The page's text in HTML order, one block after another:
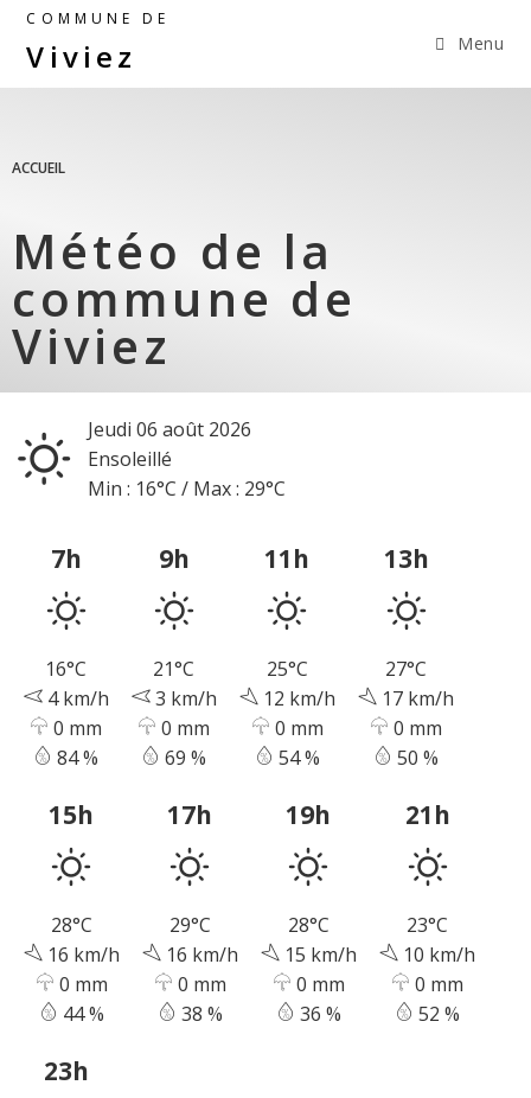
COMMUNE DE
Viviez Menu
ACCUEIL
Météo de la
commune de
Viviez
jeudi 06 août 2026
Ensoleillé
Min : 16°C / Max : 29°C
7h
16°C
4 km/h
0 mm
84 %
9h
21°C
3 km/h
0 mm
69 %
11h
25°C
12 km/h
0 mm
54 %
13h
27°C
17 km/h
0 mm
50 %
15h
28°C
16 km/h
0 mm
44 %
17h
29°C
16 km/h
0 mm
38 %
19h
28°C
15 km/h
0 mm
36 %
21h
23°C
10 km/h
0 mm
52 %
23h